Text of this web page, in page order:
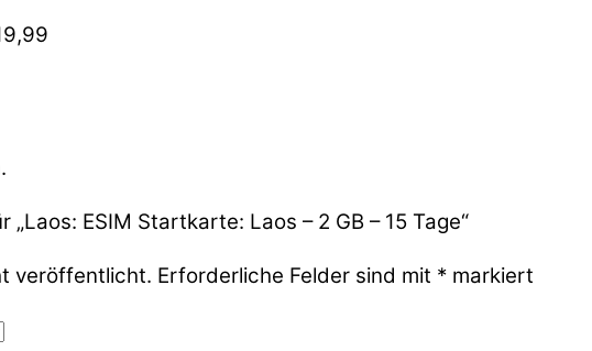
ESIM Startkarte: Laos – 2 GB – 15 Tage“
veröffentlicht. Erforderliche Felder sind mit * markiert